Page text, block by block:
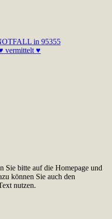
in 95355
vermittelt ♥
Sie bitte auf die Homepage und
können Sie auch den
nutzen.